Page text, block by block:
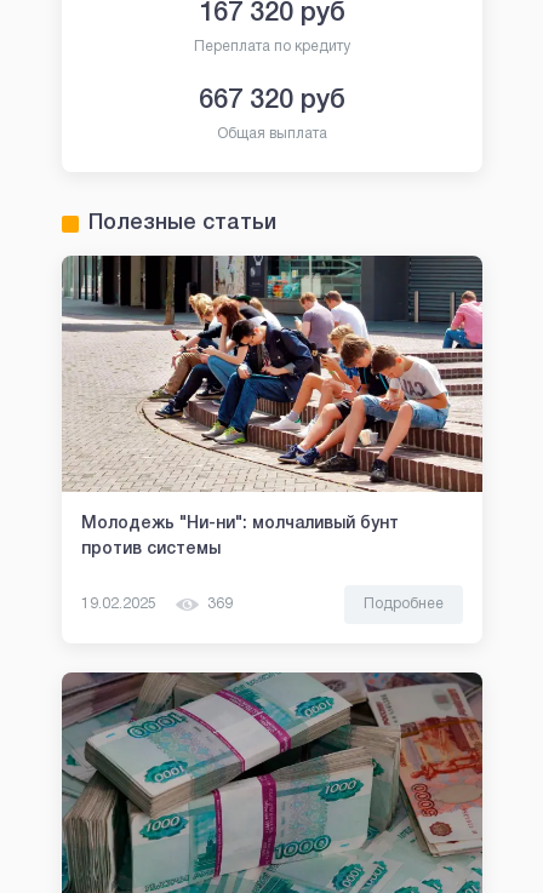
167 320руб
Переплата по кредиту
667 320руб
Общая выплата
Полезные статьи
Молодежь "Ни-ни": молчаливый бунт
против системы
19.02.2025 369 Подробнее